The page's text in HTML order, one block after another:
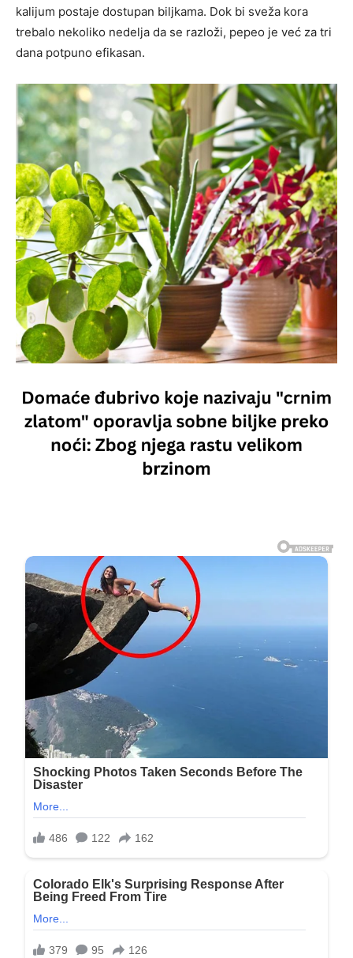
kalijum postaje dostupan biljkama. Dok bi sveža kora
trebalo nekoliko nedelja da se razloži, pepeo je već za tri
dana potpuno efikasan.